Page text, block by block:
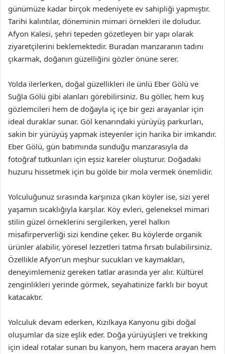
günümüze kadar birçok medeniyete ev sahipliği yapmıştır.
Tarihi kalıntılar, döneminin mimari örnekleri ile doludur.
Afyon Kalesi, şehri tepeden gözetleyen bir yapı olarak
ziyaretçilerini beklemektedir. Buradan manzaranın tadını
çıkarmak, doğanın güzelliğini gözler önüne serer.
Yolda ilerlerken, doğal güzellikleri ile ünlü Eber Gölü ve
Suğla Gölü gibi alanları görebilirsiniz. Bu göller, hem kuş
gözlemcileri hem de doğayla iç içe bir gezi arayanlar için
ideal duraklar sunar. Göl kenarındaki yürüyüş parkurları,
sakin bir yürüyüş yapmak isteyenler için harika bir imkandır.
Eber Gölü, gün batımında sunduğu manzarasıyla da
fotoğraf tutkunları için eşsiz kareler oluşturur. Doğadaki
huzuru hissetmek için bu gölde bir mola vermek önemlidir.
Yolculuğunuz sırasında karşınıza çıkan köyler ise, sizi yerel
yaşamın sıcaklığıyla karşılar. Köy evleri, geleneksel mimari
stilin güzel örneklerini sergilerken, yerel halkın
misafirperverliği sizi kendine çeker. Bu köylerde organik
ürünler alabilir, yöresel lezzetleri tatma fırsatı bulabilirsiniz.
Özellikle Afyon’un meşhur sucukları ve kaymakları,
deneyimlemeniz gereken tatlar arasında yer alır. Kültürel
zenginlikleri yerinde görmek, seyahatinize farklı bir boyut
katacaktır.
Yolculuk devam ederken, Kızılkaya Kanyonu gibi doğal
oluşumlar da size eşlik eder. Doğa yürüyüşleri ve trekking
için ideal rotalar sunan bu kanyon, hem macera arayan hem